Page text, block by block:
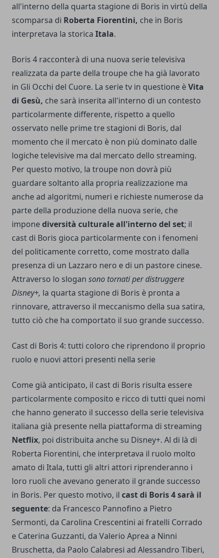
all'interno della quarta stagione di Boris in virtù della
scomparsa di Roberta Fiorentini, che in Boris
interpretava la storica Itala.
Boris 4 racconterà di una nuova serie televisiva
realizzata da parte della troupe che ha già lavorato
in Gli Occhi del Cuore. La serie tv in questione èVita
di Gesù, che sarà inserita all'interno di un contesto
particolarmente differente, rispetto a quello
osservato nelle prime tre stagioni di Boris, dal
momento che il mercato è non più dominato dalle
logiche televisive ma dal mercato dello streaming.
Per questo motivo, la troupe non dovrà più
guardare soltanto alla propria realizzazione ma
anche ad algoritmi, numeri e richieste numerose da
parte della produzione della nuova serie, che
imponediversità culturale all'interno del set; il
cast di Boris gioca particolarmente con i fenomeni
del politicamente corretto, come mostrato dalla
presenza di un Lazzaro nero e di un pastore cinese.
Attraverso lo slogan sono tornati per distruggere
Disney+, la quarta stagione di Boris è pronta a
rinnovare, attraverso il meccanismo della sua satira,
tutto ciò che ha comportato il suo grande successo.
Cast di Boris 4: tutti coloro che riprendono il proprio
ruolo e nuovi attori presenti nella serie
Come già anticipato, il cast di Boris risulta essere
particolarmente composito e ricco di tutti quei nomi
che hanno generato il successo della serie televisiva
italiana già presente nella piattaforma di streaming
Netflix, poi distribuita anche su Disney+. Al di là di
Roberta Fiorentini, che interpretava il ruolo molto
amato di Itala, tutti gli altri attori riprenderanno i
loro ruoli che avevano generato il grande successo
in Boris. Per questo motivo, il cast di Boris 4 sarà il
seguente: da Francesco Pannofino a Pietro
Sermonti, da Carolina Crescentini ai fratelli Corrado
e Caterina Guzzanti, da Valerio Aprea a Ninni
Bruschetta, da Paolo Calabresi ad Alessandro Tiberi,